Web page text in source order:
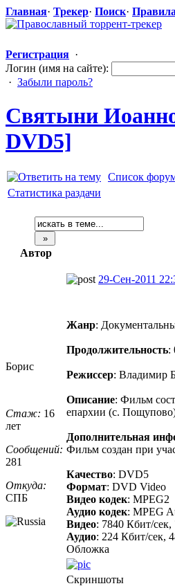
Главная· Трекер· Поиск· Правила
Регистрация ·
Логин (имя на сайте):
· Забыли пароль?
Святыни
DVD5]
Список
Статистика раздачи
Автор
Борис
Стаж: 16
лет
Сообщений:
281
Откуда:
СПБ
29-Сен-2011
Жанр:
Продолжительность:
Режиссер: Владимир
Описание: Фильм
епархии (с.
Дополнительная
Фильм создан при
Качество: DVD5
Формат: DVD Video
Видео кодек: MPEG2
Аудио кодек: MPEG
Видео: 7840 Кбит/
Аудио: 224 Кбит/сек,
Обложка
Скриншоты